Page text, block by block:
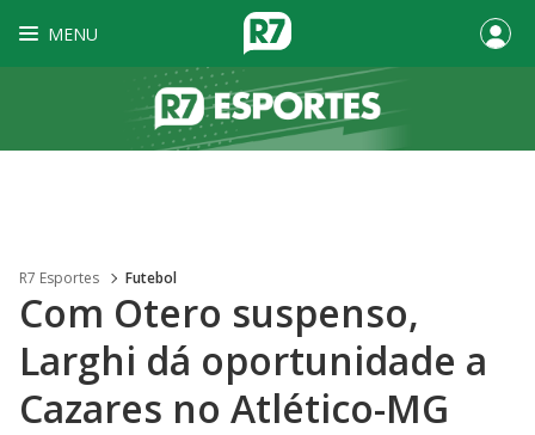
MENU
R7 Esportes Futebol
Com Otero suspenso,
Larghi dá oportunidade a
Cazares no Atlético-MG